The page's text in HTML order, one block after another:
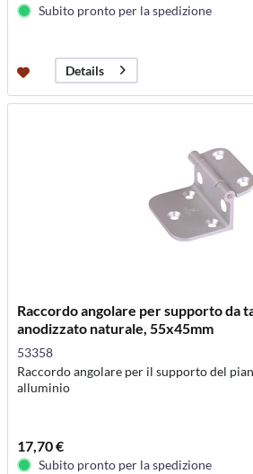
Subito pronto per la spedizione
Details
Raccordo angolare per supporto da
anodizzato naturale, 55x45mm
53358
Raccordo angolare per il supporto del
alluminio
17,70 €
Subito pronto per la spedizione